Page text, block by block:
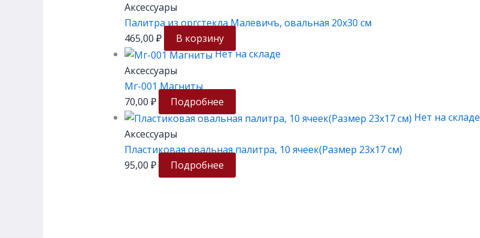
Аксессуары
Палитра из оргстекла Малевичъ, овальная 20х30 см
465,00 ₽
В корзину
Нет на складе
Аксессуары
Мг-001 Магниты
70,00 ₽
Подробнее
Нет на складе
Аксессуары
Пластиковая овальная палитра, 10 ячеек(Размер 23х17 см)
95,00 ₽ Подробнее